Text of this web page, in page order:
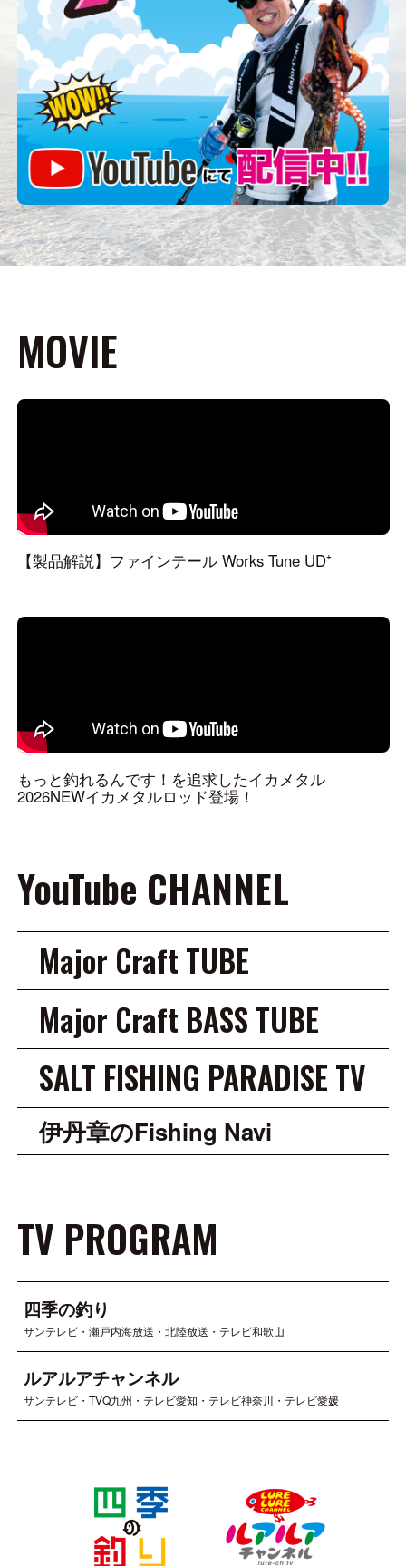
MOVIE
【製品解説】ファインテール Works Tune UD⁺
もっと釣れるんです！を追求したイカメタル
2026NEWイカメタルロッド登場！
YouTube CHANNEL
Major Craft TUBE
Major Craft BASS TUBE
SALT FISHING PARADISE TV
伊丹章のFishing Navi
TV PROGRAM
四季の釣り
サンテレビ・瀬戸内海放送・北陸放送・テレビ和歌山
ルアルアチャンネル
サンテレビ・TVQ九州・テレビ愛知・テレビ神奈川・テレビ愛媛